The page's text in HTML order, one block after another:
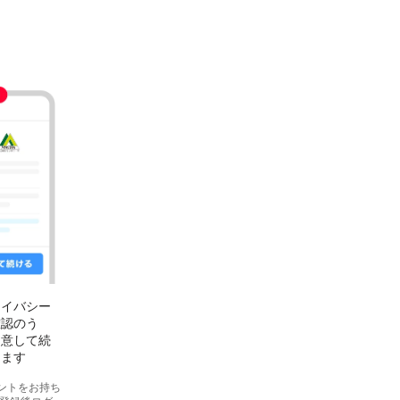
バシー
のう
して続
す
トをお持ち